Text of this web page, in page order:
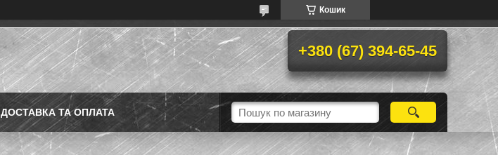
Кошик
+380 (67) 394-65-45
ДОСТАВКА ТА ОПЛАТА